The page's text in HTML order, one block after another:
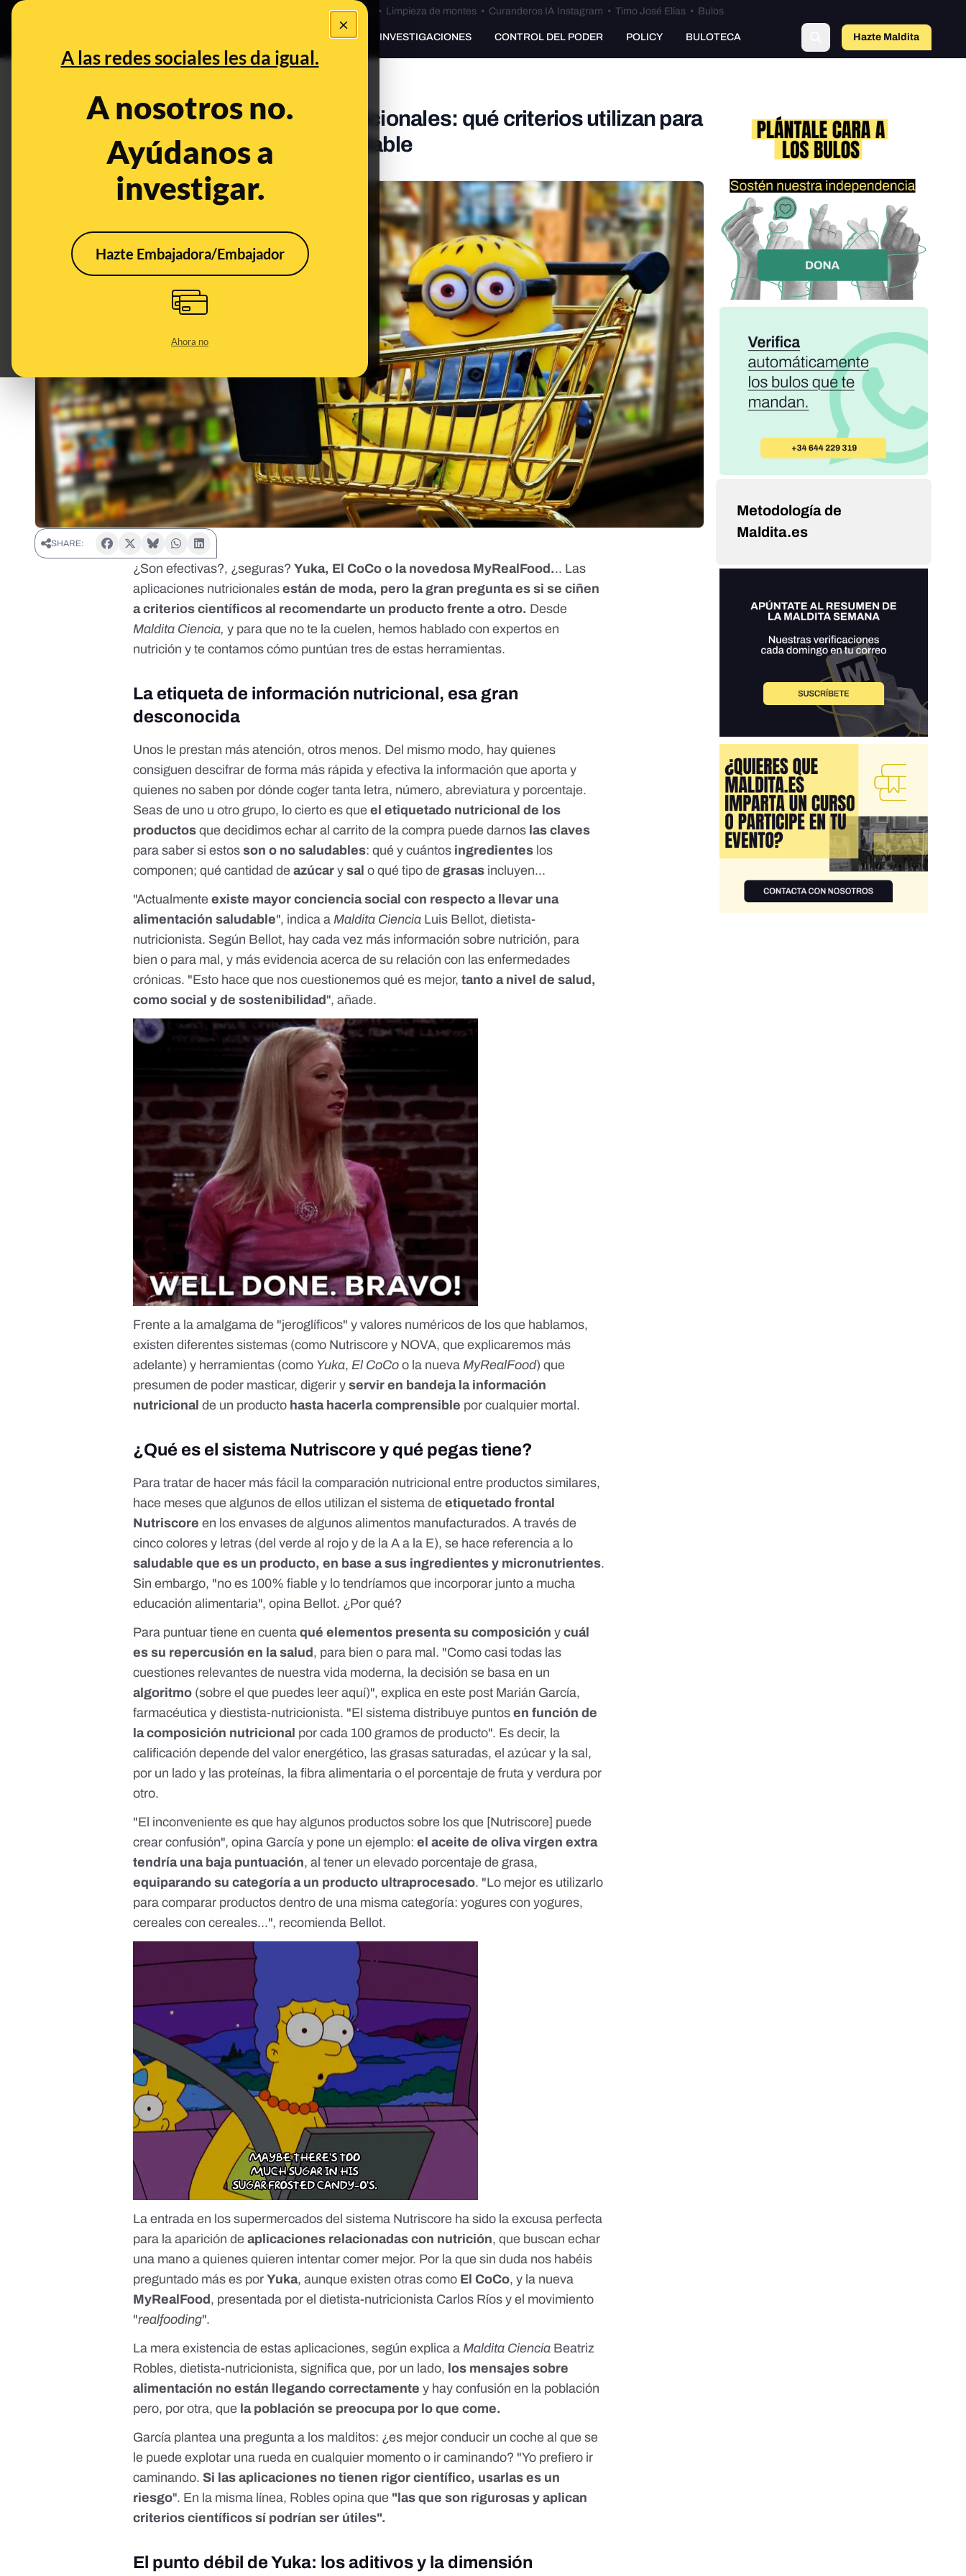
×
A las redes sociales les da igual.
A nosotros no.
Ayúdanos a
investigar.
Hazte Embajadora/Embajador
Ahora no
Bulos Ceuta • Limpieza de montes• Curanderos IA Instagram • Timo José Elías• Bulos
PREBUNKING INVESTIGACIONES CONTROL DEL PODER POLICY BULOTECA Hazte Maldito
La ciencia en las aplicaciones nutricionales: qué criterios utilizan para
decidir si un producto es o no saludable
Oct 10, 2019, 11:03:34 AM
SHARE:
¿Son efectivas?, ¿seguras?Yuka, El CoCo o la novedosa MyRealFood... Las
aplicaciones nutricionales están de moda, pero la gran pregunta es si se ciñen
a criterios científicos al recomendarte un producto frente a otro. Desde
Maldita Ciencia, y para que no te la cuelen, hemos hablado con expertos en
nutrición y te contamos cómo puntúan tres de estas herramientas.
La etiqueta de información nutricional, esa gran
desconocida
Unos le prestan más atención, otros menos. Del mismo modo, hay quienes
consiguen descifrar de forma más rápida y efectiva la información que aporta y
quienes no saben por dónde coger tanta letra, número, abreviatura y porcentaje.
Seas de uno u otro grupo, lo cierto es queel etiquetado nutricional de los
productos que decidimos echar al carrito de la compra puede darnos las claves
para saber si estos son o no saludables: qué y cuántos ingredientes los
componen; qué cantidad deazúcar ysalo qué tipo de grasas incluyen...
"Actualmenteexiste mayor conciencia social con respecto a llevar una
alimentación saludable", indica aMaldita Ciencia Luis Bellot, dietista-
nutricionista. Según Bellot, hay cada vez más información sobre nutrición, para
bien o para mal, y más evidencia acerca de su relación con lasenfermedades
crónicas. "Esto hace que nos cuestionemos qué es mejor,tanto a nivel de salud,
como social y de sostenibilidad ", añade.
Frente a la amalgama de "jeroglíficos" y valores numéricos de los que hablamos,
existen diferentes sistemas (como Nutriscore y NOVA, que explicaremos más
adelante) y herramientas (como Yuka,El CoCoo la nuevaMyRealFood) que
presumen de poder masticar, digerir yservir en bandeja la información
nutricional de un producto hasta hacerla comprensible por cualquier mortal.
¿Qué es el sistema Nutriscore y qué pegas tiene?
Para tratar de hacer más fácil lacomparación nutricional entre productos similares,
hace meses que algunos de ellos utilizan el sistema de etiquetado frontal
Nutriscoreen los envases de algunos alimentos manufacturados. A través de
cinco colores y letras (del verde al rojo y de la A a la E), se hace referencia a lo
saludable que es un producto, en base a sus ingredientes y micronutrientes.
Sin embargo, "no es 100% fiable y lo tendríamos que incorporar junto a mucha
educación alimentaria", opina Bellot. ¿Por qué?
Para puntuar tiene en cuentaqué elementos presenta su composición ycuál
es su repercusión en la salud , para bien o para mal. "Como casi todas las
cuestiones relevantes de nuestra vida moderna, la decisión se basa en un
algoritmo (sobre el que puedes leeraquí)", explica eneste post Marián García,
farmacéutica y diestista-nutricionista. "El sistema distribuye puntosen función de
la composición nutricional por cada 100 gramos de producto". Es decir, la
calificación depende del valor energético, las grasas saturadas, el azúcar y la sal,
por un lado y las proteínas, la fibra alimentaria o el porcentaje de fruta y verdura por
otro.
"El inconveniente es que hay algunos productos sobre los que [Nutriscore] puede
crear confusión", opina García y pone un ejemplo:el aceite de oliva virgen extra
tendría una baja puntuación, al tener un elevado porcentaje de grasa,
equiparando su categoría a un producto ultraprocesado. "Lo mejor es utilizarlo
para comparar productos dentro de una misma categoría: yogures con yogures,
cereales con cereales...", recomienda Bellot.
La entrada en los supermercados del sistema Nutriscore ha sido la excusa perfecta
para la aparición deaplicaciones relacionadas con nutrición, que buscan echar
una mano a quienes quieren intentar comer mejor. Por la que sin duda nos habéis
preguntado más es porYuka, aunque existen otras como El CoCo, y la nueva
MyRealFood , presentada por el dietista-nutricionista Carlos Ríos y el movimiento
"realfooding".
La mera existencia de estas aplicaciones, según explica aMaldita Ciencia Beatriz
Robles, dietista-nutricionista, significa que, por un lado, los mensajes sobre
alimentación no están llegando correctamente y hay confusión en la población
pero, por otra, que la población se preocupa por lo que come.
García plantea una pregunta a los malditos: ¿es mejor conducir un coche al que se
le puede explotar una rueda en cualquier momento o ir caminando? "Yo prefiero ir
caminando.Si las aplicaciones no tienen rigor científico, usarlas es un
riesgo". En la misma línea, Robles opina que "las que son rigurosas y aplican
criterios científicos sí podrían ser útiles".
El punto débil de Yuka: los aditivos y la dimensión
Metodología de
Maldita.es